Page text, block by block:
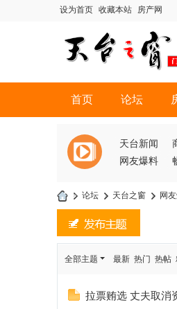
设为首页 收藏本站 房产网
首页 论坛
天台新闻
网友爆料
台
之
» 论坛 › 天台之窗 › 网
全部主题 最新 热门 热帖
拉票贿选 丈夫取消